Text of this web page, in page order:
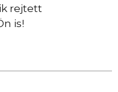
rejtett
is!